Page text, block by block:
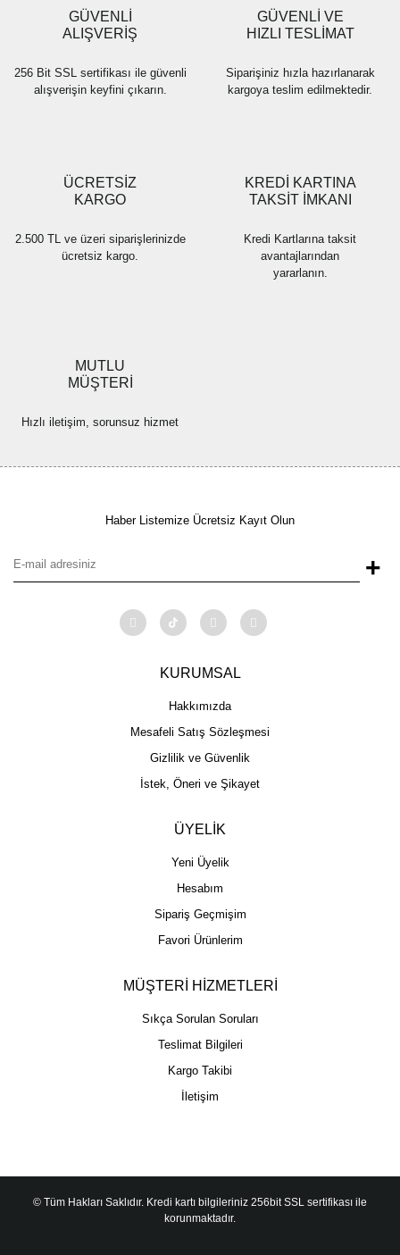
Ürün fiyatı diğer sitelerden daha pahalı.
Bu ürüne benzer farklı alternatifler olmalı.
GÜVENLİ
ALIŞVERİŞ
256 Bit SSL sertifikası ile güvenli
alışverişin keyfini çıkarın.
GÜVENLİ VE
HIZLI TESLİMAT
Siparişiniz hızla hazırlanarak
kargoya teslim edilmektedir.
ÜCRETSİZ
KARGO
2.500 TL ve üzeri siparişlerinizde
ücretsiz kargo.
KREDİ KARTINA
TAKSİT İMKANI
Kredi Kartlarına taksit
avantajlarından
yararlanın.
MUTLU
MÜŞTERİ
Hızlı iletişim, sorunsuz hizmet
Haber Listemize Ücretsiz Kayıt Olun
+
KURUMSAL
Hakkımızda
Mesafeli Satış Sözleşmesi
Gizlilik ve Güvenlik
İstek, Öneri ve Şikayet
ÜYELİK
Yeni Üyelik
Hesabım
Sipariş Geçmişim
Favori Ürünlerim
MÜŞTERİ HİZMETLERİ
Sıkça Sorulan Soruları
Teslimat Bilgileri
Kargo Takibi
İletişim
© Tüm Hakları Saklıdır. Kredi kartı bilgileriniz 256bit SSL sertifikası ile
korunmaktadır.